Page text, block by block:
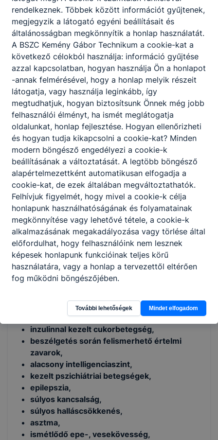
elektronikus formátumú dokumentumokat
készít;
szakbeosztásához rendszeresített
haditechnikai eszközöket kezel, üzemeltet,
tesztel és karbantart;
az egyszerűbb hibákat javítja;
betartja és betartatja a katonai gyakorlati
feladatok végrehajtása során előírt
biztonsági rendszabályokat;
munka-, tűz- és környezetvédelmi
tevékenységet végez.
ISKOLASPECIFIKUS INFORMÁCIÓK A KÉPZÉSHEZ
Intézményünkben választható szakmairányok:
Gépjármű mechatronikai technikus (szerviz)
Honvédelmi igazgatási ügyintéző
Alkalmassági követelmények /
Foglalkozásegészségügyi alkalmassági vizsgálat:
szükséges A képzésre nem vehető fel, aki az
alábbiak közül valamelyikben szenved:
végtaghiány,
rendellenességek,
bénulások,
inzulinnal kezelt cukorbetegség,
beszélgetés során felismerhető értelmi
zavarok,
alacsony intelligenciaszint,
kezelt pszichiátriai betegségek,
epilepszia,
súlyos kancsalság,
súlyos halláscsökkenés,
asztma,
ismétlődő epe-, vesekövesség,
rendelkeznek. Többek között információt gyűjtenek,
megjegyzik a látogató egyéni beállításait és
általánosságban megkönnyítik a honlap használatát.
A BSZC Kemény Gábor Technikum a cookie-kat a
következő célokból használja: információ gyűjtése
azzal kapcsolatban, hogyan használja Ön a honlapot
-annak felmérésével, hogy a honlap melyik részeit
látogatja, vagy használja leginkább, így
megtudhatjuk, hogyan biztosítsunk Önnek még jobb
felhasználói élményt, ha ismét meglátogatja
oldalunkat, honlap fejlesztése. Hogyan ellenőrizheti
és hogyan tudja kikapcsolni a cookie-kat? Minden
modern böngésző engedélyezi a cookie-k
beállításának a változtatását. A legtöbb böngésző
alapértelmezettként automatikusan elfogadja a
cookie-kat, de ezek általában megváltoztathatók.
Felhívjuk figyelmét, hogy mivel a cookie-k célja
honlapunk használhatóságának és folyamatainak
megkönnyítése vagy lehetővé tétele, a cookie-k
alkalmazásának megakadályozása vagy törlése által
előfordulhat, hogy felhasználóink nem lesznek
képesek honlapunk funkcióinak teljes körű
használatára, vagy a honlap a tervezettől eltérően
fog működni böngészőjében.
További lehetőségek Mindet elfogadom